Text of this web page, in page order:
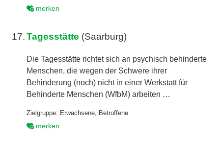
merken
17. Tagesstätte (Saarburg)
Die Tagesstätte richtet sich an psychisch behinderte
Menschen, die wegen der Schwere ihrer
Behinderung (noch) nicht in einer Werkstatt für
Behinderte Menschen (WfbM) arbeiten …
Zielgruppe: Erwachsene Betroffene
merken